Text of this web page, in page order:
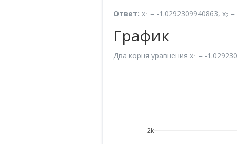
Ответ: x1 = -1.0292309940863, x2 =
График
Два корня уравнения x1 = -
2k